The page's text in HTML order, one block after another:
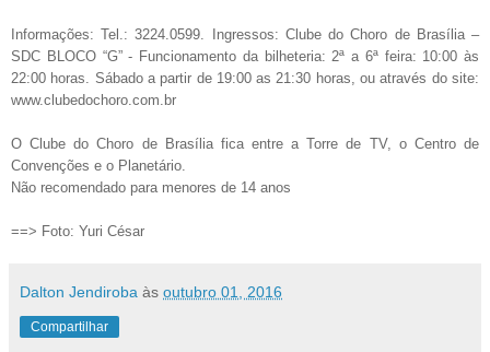
Informações: Tel.: 3224.0599. Ingressos: Clube do Choro de Brasília –
SDC BLOCO “G” - Funcionamento da bilheteria: 2ª a 6ª feira: 10:00 às
22:00 horas. Sábado a partir de 19:00 as 21:30 horas, ou através do site:
www.clubedochoro.com.br
O Clube do Choro de Brasília fica entre a Torre de TV, o Centro de
Convenções e o Planetário.
Não recomendado para menores de 14 anos
==> Foto: Yuri César
Dalton Jendiroba às outubro 01, 2016
Compartilhar